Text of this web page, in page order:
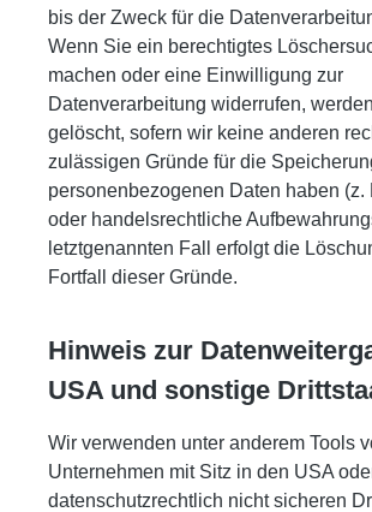
bis der Zweck für die
Wenn Sie ein berechtigtes
machen oder eine Einwilligung zur
Datenverarbeitung widerrufen,
gelöscht, sofern wir keine anderen
zulässigen Gründe für die
personenbezogenen Daten haben (z.
oder handelsrechtliche
letztgenannten Fall erfolgt die
Fortfall dieser Gründe.
Hinweis zur
USA und sonstige
Wir verwenden unter anderem Tools
Unternehmen mit Sitz in den USA
datenschutzrechtlich nicht sicheren